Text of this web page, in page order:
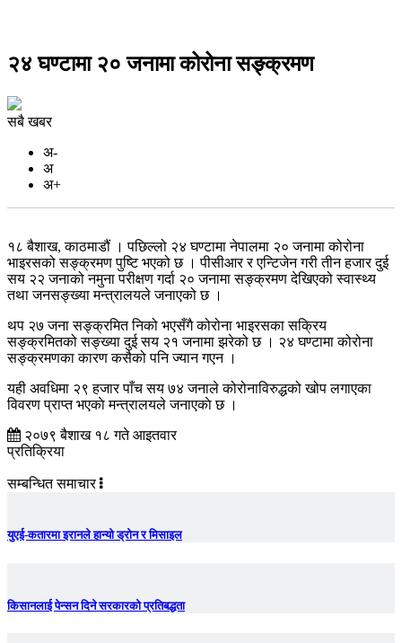
२४ घण्टामा २० जनामा कोरोना सङ्क्रमण
सबै खबर
अ-
अ
अ+
१८ बैशाख, काठमाडौं । पछिल्लो २४ घण्टामा नेपालमा २० जनामा कोरोना
भाइरसको सङ्क्रमण पुष्टि भएको छ । पीसीआर र एन्टिजेन गरी तीन हजार दुई
सय २२ जनाको नमुना परीक्षण गर्दा २० जनामा सङ्क्रमण देखिएको स्वास्थ्य
तथा जनसङ्ख्या मन्त्रालयले जनाएको छ ।
थप २७ जना सङ्क्रमित निको भएसँगै कोरोना भाइरसका सक्रिय
सङ्क्रमितको सङ्ख्या दुई सय २१ जनामा झरेको छ । २४ घण्टामा कोरोना
सङ्क्रमणका कारण कसैको पनि ज्यान गएन ।
यही अवधिमा २९ हजार पाँच सय ७४ जनाले कोरोनाविरुद्धको खोप लगाएका
विवरण प्राप्त भएकाे मन्त्रालयले जनाएकाे छ ।
२०७९ बैशाख १८ गते आइतवार
प्रतिक्रिया
सम्बन्धित समाचार
युएई-कतारमा इरानले हान्यो ड्रोन र मिसाइल
किसानलाई पेन्सन दिने सरकारको प्रतिबद्धता